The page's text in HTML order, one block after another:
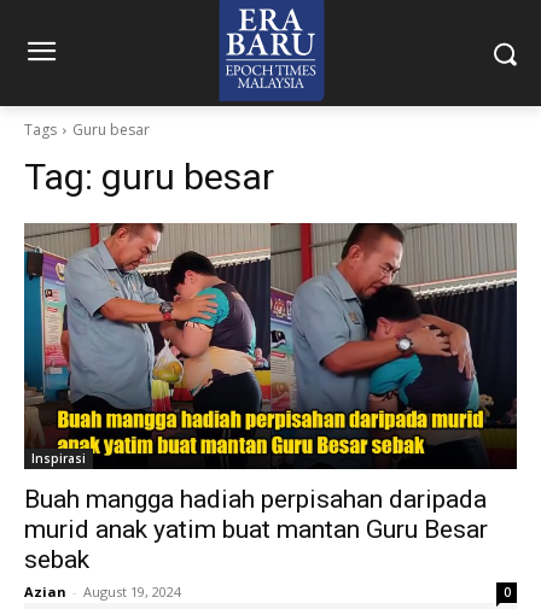
Tags Guru besar
Tag: guru besar
Inspirasi
Buah mangga hadiah perpisahan daripada
murid anak yatim buat mantan Guru Besar
sebak
Azian - August 19, 2024 0